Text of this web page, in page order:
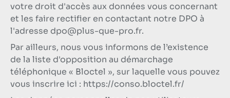
votre droit d'accès aux données vous concernant
et les faire rectifier en contactant notre DPO à
l'adresse dpo@plus-que-pro.fr.
Par ailleurs, nous vous informons de l’existence
de la liste d'opposition au démarchage
téléphonique « Bloctel », sur laquelle vous pouvez
vous inscrire ici : https://conso.bloctel.fr/